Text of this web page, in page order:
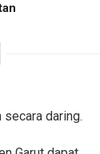
secara daring.